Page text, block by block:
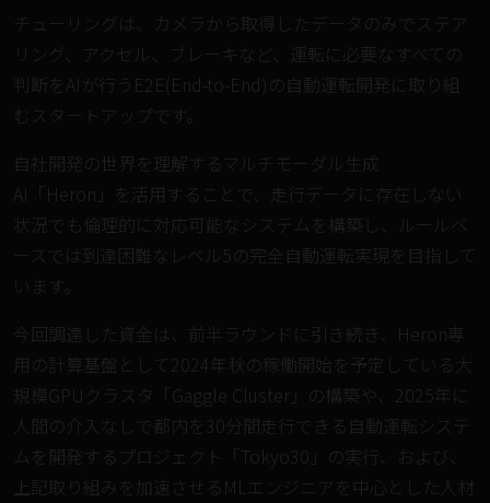
チューリングは、カメラから取得したデータのみでステア
リング、アクセル、ブレーキなど、運転に必要なすべての
判断をAIが行うE2E(End-to-End)の自動運転開発に取り組
むスタートアップです。
自社開発の世界を理解するマルチモーダル生成
AI「Heron」を活用することで、走行データに存在しない
状況でも倫理的に対応可能なシステムを構築し、ルールベ
ースでは到達困難なレベル5の完全自動運転実現を目指して
います。
今回調達した資金は、前半ラウンドに引き続き、Heron専
用の計算基盤として2024年秋の稼働開始を予定している大
規模GPUクラスタ「Gaggle Cluster」の構築や、2025年に
人間の介入なしで都内を30分間走行できる自動運転システ
ムを開発するプロジェクト「Tokyo30」の実行、および、
上記取り組みを加速させるMLエンジニアを中心とした人材